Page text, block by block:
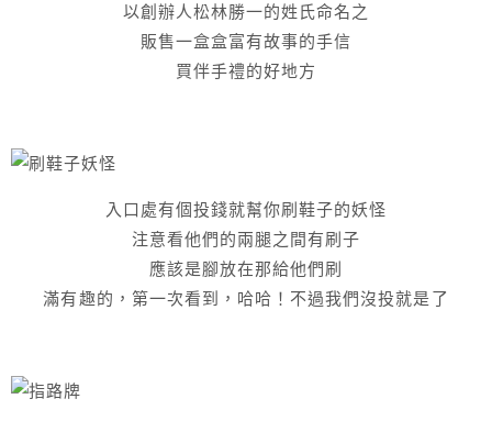
以創辦人松林勝一的姓氏命名之
販售一盒盒富有故事的手信
買伴手禮的好地方
入口處有個投錢就幫你刷鞋子的妖怪
注意看他們的兩腿之間有刷子
應該是腳放在那給他們刷
滿有趣的，第一次看到，哈哈！不過我們沒投就是了